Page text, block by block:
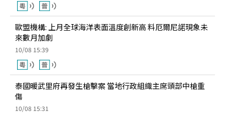
歐盟機構: 上月全球海洋表面溫度創新高 料厄爾尼諾現象未
來數月加劇
10/08 15:39
泰國暖武里府再發生槍擊案 當地行政組織主席頭部中槍重
傷
10/08 15:31